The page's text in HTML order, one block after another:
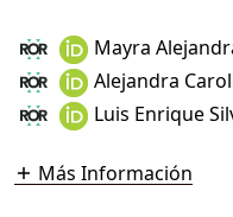
Mayra
Alejandra
Luis Enrique
Más Información